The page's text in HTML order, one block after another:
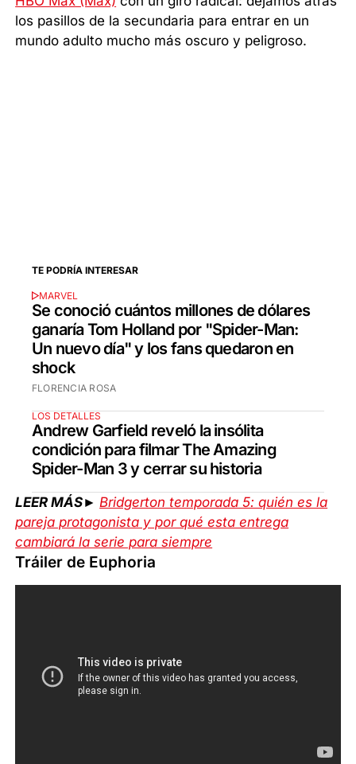
los pasillos de la secundaria para entrar en un
mundo adulto mucho más oscuro y peligroso.
TE PODRÍA INTERESAR
MARVEL
Se conoció cuántos millones de dólares
ganaría Tom Holland por "Spider-Man:
Un nuevo día" y los fans quedaron en
shock
FLORENCIA ROSA
LOS DETALLES
Andrew Garfield reveló la insólita
condición para filmar The Amazing
Spider-Man 3 y cerrar su historia
LEER MÁS►Bridgerton temporada 5: quién es la
pareja protagonista y por qué esta entrega
cambiará la serie para siempre
Tráiler de Euphoria